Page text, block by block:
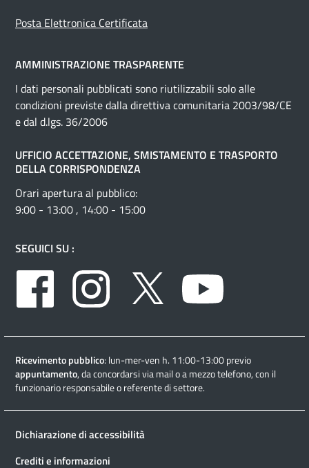
Posta Elettronica Certificata
AMMINISTRAZIONE TRASPARENTE
I dati personali pubblicati sono riutilizzabili solo alle
condizioni previste dalla direttiva comunitaria 2003/98/CE
e dal d.lgs. 36/2006
UFFICIO ACCETTAZIONE, SMISTAMENTO E TRASPORTO
DELLA CORRISPONDENZA
Orari apertura al pubblico:
9:00 - 13:00 , 14:00 - 15:00
SEGUICI SU :
Facebook
Instagram Twitter
Ricevimento pubblico: lun-mer-ven h. 11:00-13:00 previo
appuntamento, da concordarsi via mail o a mezzo telefono, con il
funzionario responsabile o referente di settore.
Dichiarazione di accessibilità
Crediti e informazioni